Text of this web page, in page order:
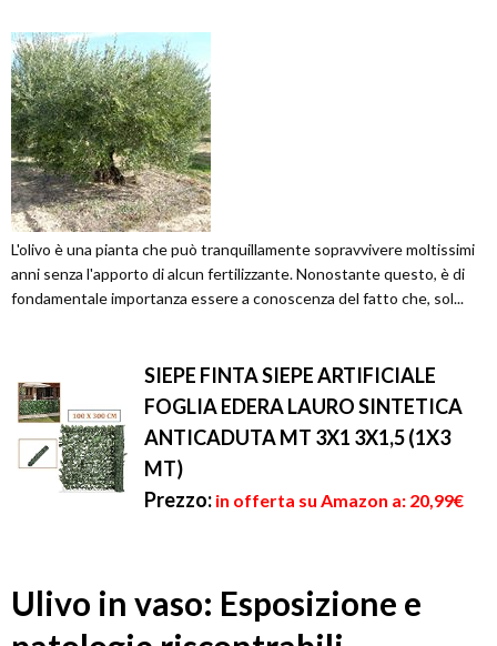
L'olivo è una pianta che può tranquillamente sopravvivere moltissimi
anni senza l'apporto di alcun fertilizzante. Nonostante questo, è di
fondamentale importanza essere a conoscenza del fatto che, sol...
SIEPE FINTA SIEPE ARTIFICIALE
FOGLIA EDERA LAURO SINTETICA
ANTICADUTA MT 3X1 3X1,5 (1X3
MT)
Prezzo: in offerta su Amazon a: 20,99€
Ulivo in vaso: Esposizione e